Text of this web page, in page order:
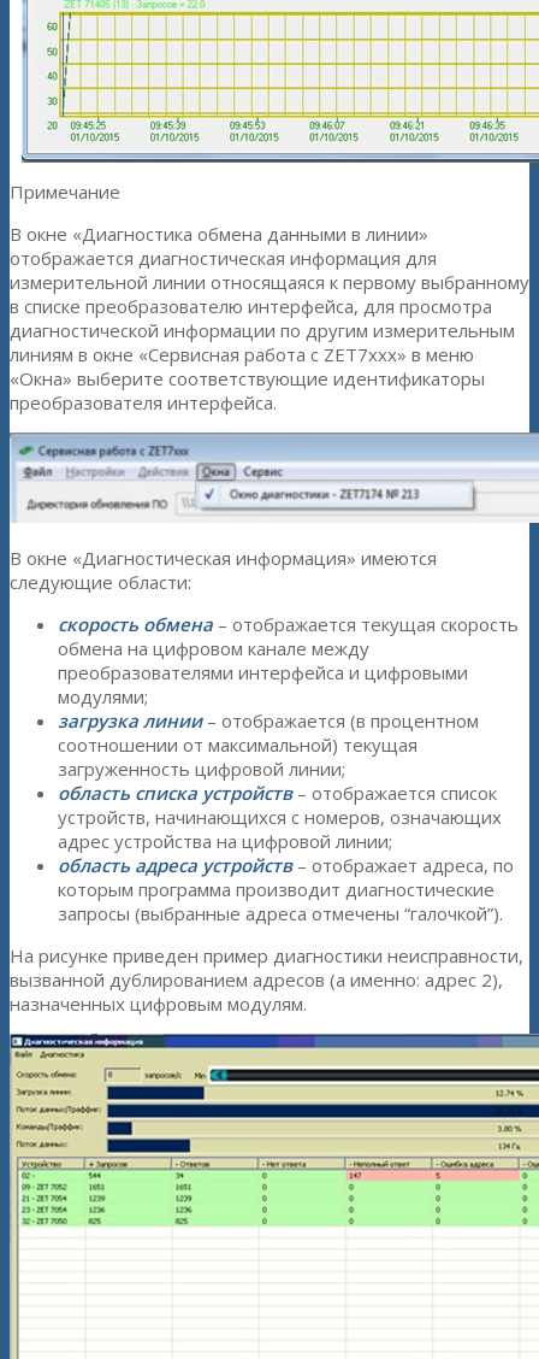
Примечание
В окне «Диагностика обмена данными в линии»
отображается диагностическая информация для
измерительной линии относящаяся к первому выбранному
в списке преобразователю интерфейса, для просмотра
диагностической информации по другим измерительным
линиям в окне «Сервисная работа с ZET7xxx» в меню
«Окна» выберите соответствующие идентификаторы
преобразователя интерфейса.
В окне «Диагностическая информация» имеются
следующие области:
скорость обмена – отображается текущая скорость
обмена на цифровом канале между
преобразователями интерфейса и цифровыми
модулями;
загрузка линии– отображается (в процентном
соотношении от максимальной) текущая
загруженность цифровой линии;
область списка устройств– отображается список
устройств, начинающихся с номеров, означающих
адрес устройства на цифровой линии;
область адреса устройств– отображает адреса, по
которым программа производит диагностические
запросы (выбранные адреса отмечены “галочкой”).
На рисунке приведен пример диагностики неисправности,
вызванной дублированием адресов (а именно: адрес 2),
назначенных цифровым модулям.